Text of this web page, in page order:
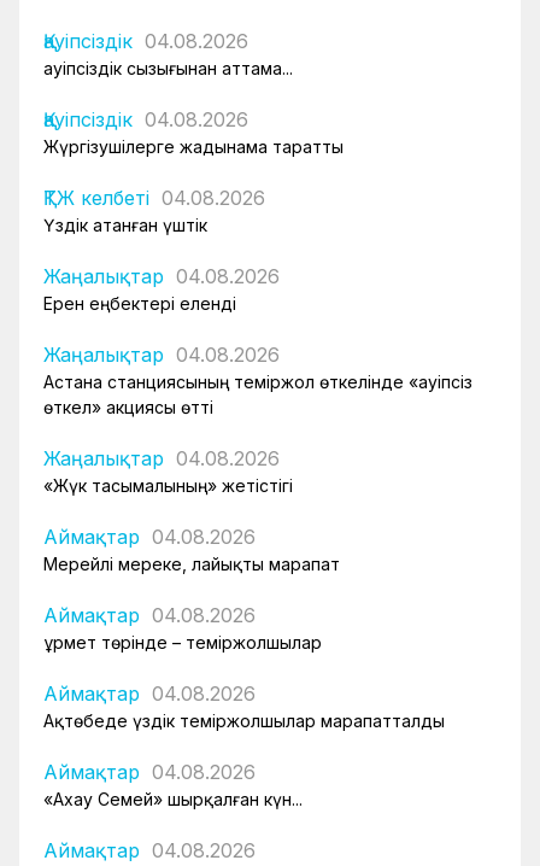
Қауіпсіздік 04.08.2026
Қауіпсіздік сызығынан аттама...
Қауіпсіздік 04.08.2026
Жүргізушілерге жадынама таратты
ҚТЖ келбеті 04.08.2026
Үздік атанған үштік
Жаңалықтар 04.08.2026
Ерен еңбектері еленді
Жаңалықтар 04.08.2026
Астана станциясының теміржол өткелінде «Қауіпсіз
өткел» акциясы өтті
Жаңалықтар 04.08.2026
«Жүк тасымалының» жетістігі
Аймақтар 04.08.2026
Мерейлі мереке, лайықты марапат
Аймақтар 04.08.2026
Құрмет төрінде – теміржолшылар
Аймақтар 04.08.2026
Ақтөбеде үздік теміржолшылар марапатталды
Аймақтар 04.08.2026
«Ахау Семей» шырқалған күн...
Аймақтар 04.08.2026